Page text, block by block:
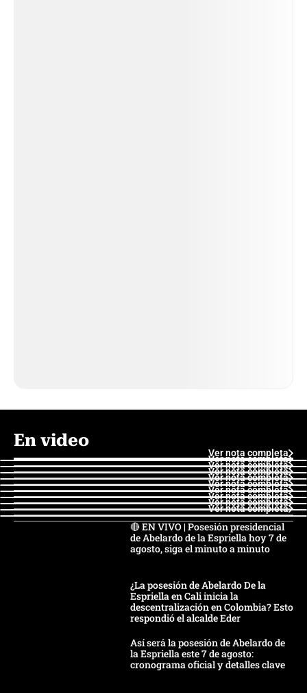
En video
Ver nota completa
Ver nota completa
Ver nota completa
Ver nota completa
Ver nota completa
Ver nota completa
Ver nota completa
Ver nota completa
Ver nota completa
Ver nota completa
🔴 EN VIVO | Posesión presidencial
de Abelardo de la Espriella hoy 7 de
agosto, siga el minuto a minuto
¿La posesión de Abelardo De la
Espriella en Cali inicia la
descentralización en Colombia? Esto
respondió el alcalde Eder
Así será la posesión de Abelardo de
la Espriella este 7 de agosto:
cronograma oficial y detalles clave